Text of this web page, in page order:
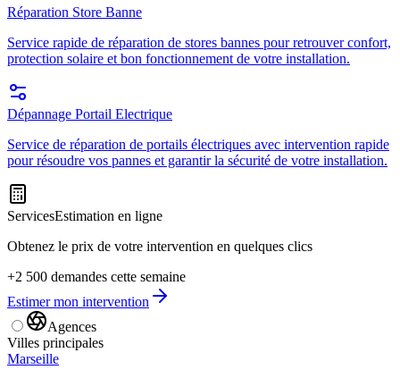
Réparation Store Banne
Service rapide de réparation de stores bannes pour retrouver confort,
protection solaire et bon fonctionnement de votre installation.
Dépannage Portail Electrique
Service de réparation de portails électriques avec intervention rapide
pour résoudre vos pannes et garantir la sécurité de votre installation.
ServicesEstimation en ligne
Obtenez le prix de votre intervention en quelques clics
+2 500 demandes cette semaine
Estimer mon intervention
Agences
Villes principales
Marseille